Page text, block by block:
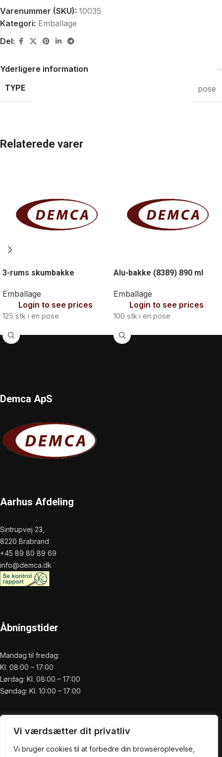
Vi værdsætter dit privatliv
Vi bruger cookies til at forbedre din browseroplevelse,
Varenummer (SKU): 10035
Kategori: Emballage
Del:
Yderligere information
TYPE pose
Relaterede varer
3-rums skumbakke
Emballage
Login to see prices
125 stk i en pose
Alu-bakke (8389) 890 ml
Emballage
Login to see prices
100 stk i en pose
Demca ApS
Aarhus Afdeling
Sintrupvej 23,
8220 Brabrand
+45 89 80 89 69
info@demca.dk
Åbningstider
Mandag til fredag:
Kl. 08:00 – 17:00
Lørdag: Kl. 08:00 – 17:00
Søndag: Kl. 10:00 – 17:00
Praktisk
Forside